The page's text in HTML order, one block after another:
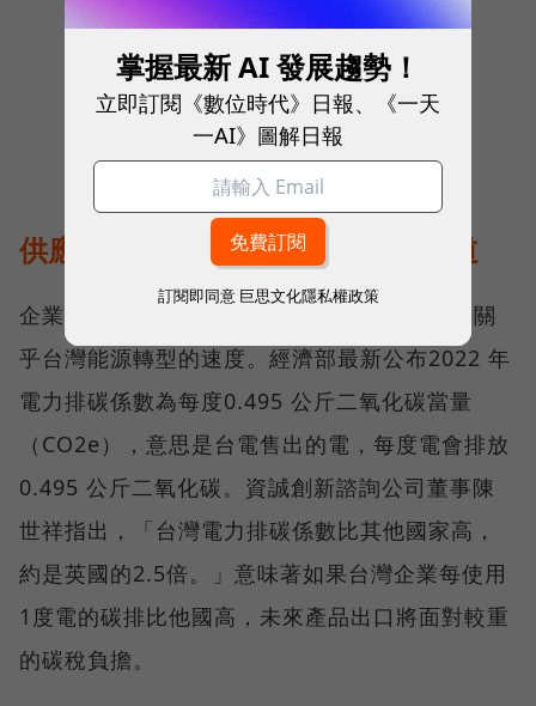
供應穩還不夠！潔淨能源是未來王道
企業除了追求電力穩定供應，還要求潔淨，這關
乎台灣能源轉型的速度。經濟部最新公布2022 年
電力排碳係數為每度0.495 公斤二氧化碳當量
（CO2e），意思是台電售出的電，每度電會排放
0.495 公斤二氧化碳。資誠創新諮詢公司董事陳
世祥指出，「台灣電力排碳係數比其他國家高，
約是英國的2.5倍。」意味著如果台灣企業每使用
1度電的碳排比他國高，未來產品出口將面對較重
的碳稅負擔。
掌握最新 AI 發展趨勢！
立即訂閱《數位時代》日報、《一天
一AI》圖解日報
訂閱即同意 巨思文化隱私權政策